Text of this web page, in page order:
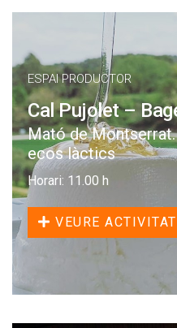
ESPAI PRODUCTOR
Cal Pujolet –
Mató de
ecos làctics
Horari: 11.00 h
VEURE ACTIVITAT